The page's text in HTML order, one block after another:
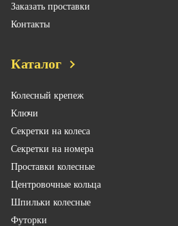
Заказать проставки
Контакты
Каталог
Колесный крепеж
Ключи
Секретки на колеса
Секретки на номера
Проставки колесные
Центровочные кольца
Шпильки колесные
Футорки